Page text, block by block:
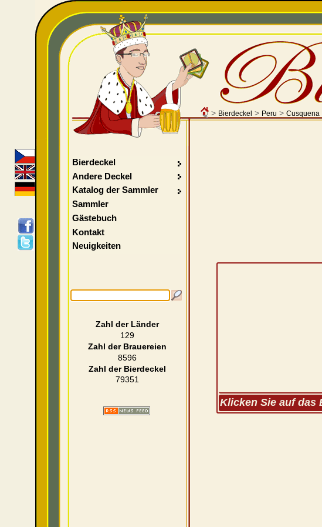
> Bierdeckel > Peru > Cusquena
Klicken Sie auf das
Bierdeckel
Andere Deckel
Katalog der Sammler
Sammler
Gästebuch
Kontakt
Neuigkeiten
Zahl der Länder
129
Zahl der Brauereien
8596
Zahl der Bierdeckel
79351